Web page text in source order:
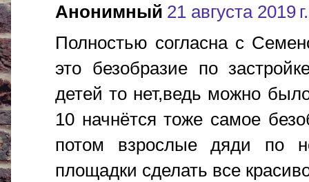
Анонимный 21 августа 2019
Полностью согласна с
это безобразие по
детей то нет,ведь можно
10 начнётся тоже самое
потом взрослые дяди по
площадки сделать все